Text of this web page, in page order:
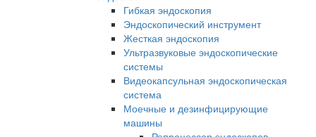
Гибкая эндоскопия
Эндоскопический инструмент
Жесткая эндоскопия
Ультразвуковые эндоскопические
системы
Видеокапсульная эндоскопическая
система
Моечные и дезинфицирующие
машины